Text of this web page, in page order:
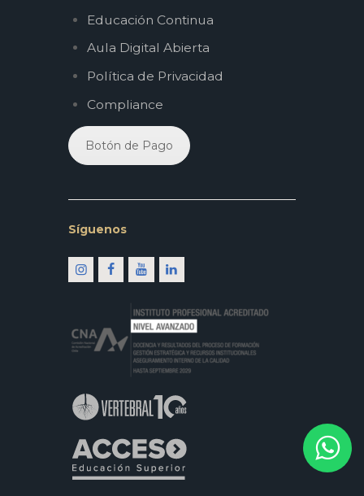
Educación Continua
Aula Digital Abierta
Política de Privacidad
Compliance
Botón de Pago
Síguenos